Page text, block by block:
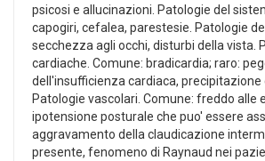
psicosi e allucinazioni. Patologie del
capogiri, cefalea, parestesie. Patologie
secchezza agli occhi, disturbi della vista.
cardiache. Comune: bradicardia; raro:
dell'insufficienza cardiaca, precipitazione
Patologie vascolari. Comune: freddo alle
ipotensione posturale che puo' essere
aggravamento della claudicazione
presente, fenomeno di Raynaud nei